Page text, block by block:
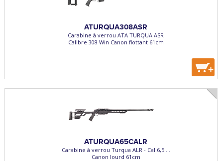
ATURQUA308ASR
Carabine à verrou ATA TURQUA ASR
Calibre 308 Win Canon flottant 61cm
+
ATURQUA65CALR
Carabine à verrou Turqua ALR - Cal.6,5 ...
Canon lourd 61cm